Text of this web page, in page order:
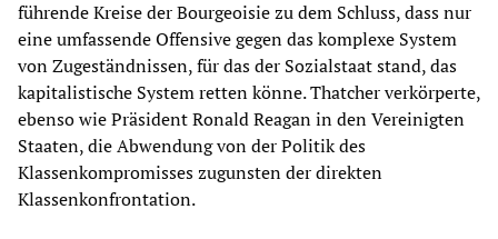
führende Kreise der Bourgeoisie zu dem Schluss, dass nur
eine umfassende Offensive gegen das komplexe System
von Zugeständnissen, für das der Sozialstaat stand, das
kapitalistische System retten könne. Thatcher verkörperte,
ebenso wie Präsident Ronald Reagan in den Vereinigten
Staaten, die Abwendung von der Politik des
Klassenkompromisses zugunsten der direkten
Klassenkonfrontation.